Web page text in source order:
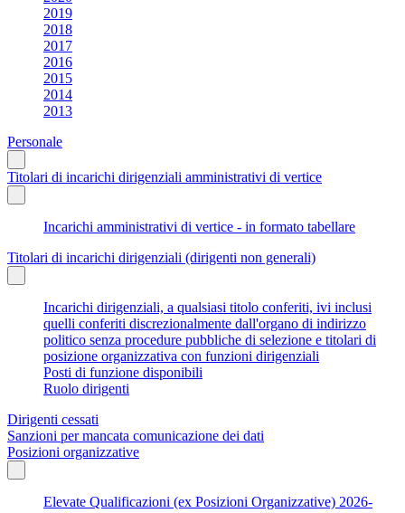
2019
2018
2017
2016
2015
2014
2013
Personale
Titolari di incarichi dirigenziali amministrativi di vertice
Incarichi amministrativi di vertice - in formato tabellare
Titolari di incarichi dirigenziali (dirigenti non generali)
Incarichi dirigenziali, a qualsiasi titolo conferiti, ivi inclusi
quelli conferiti discrezionalmente dall'organo di indirizzo
politico senza procedure pubbliche di selezione e titolari di
posizione organizzativa con funzioni dirigenziali
Posti di funzione disponibili
Ruolo dirigenti
Dirigenti cessati
Sanzioni per mancata comunicazione dei dati
Posizioni organizzative
Elevate Qualificazioni (ex Posizioni Organizzative) 2026-